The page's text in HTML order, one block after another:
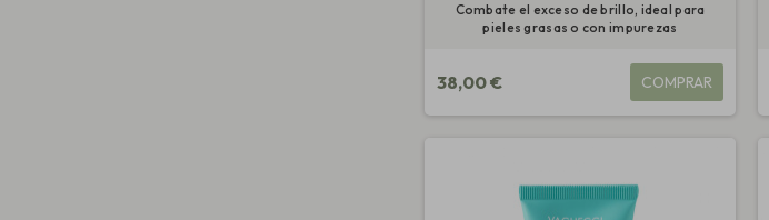
Combate el exceso de brillo, ideal para
pieles grasas o con impurezas
38,00 € COMPRAR